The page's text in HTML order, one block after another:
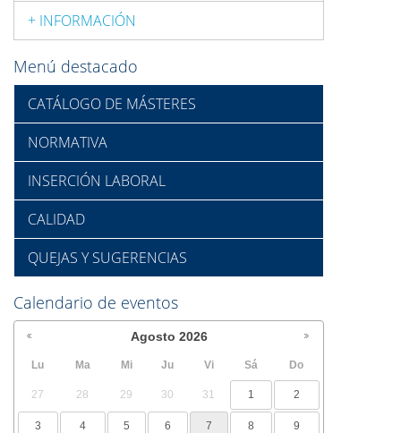
+ INFORMACIÓN
Menú destacado
CATÁLOGO DE MÁSTERES
NORMATIVA
INSERCIÓN LABORAL
CALIDAD
QUEJAS Y SUGERENCIAS
Calendario de eventos
Agosto 2026
Lu Ma Mi Ju Vi Sá Do
27 28 29 30 31 1 2
3 4 5 6 7 8 9